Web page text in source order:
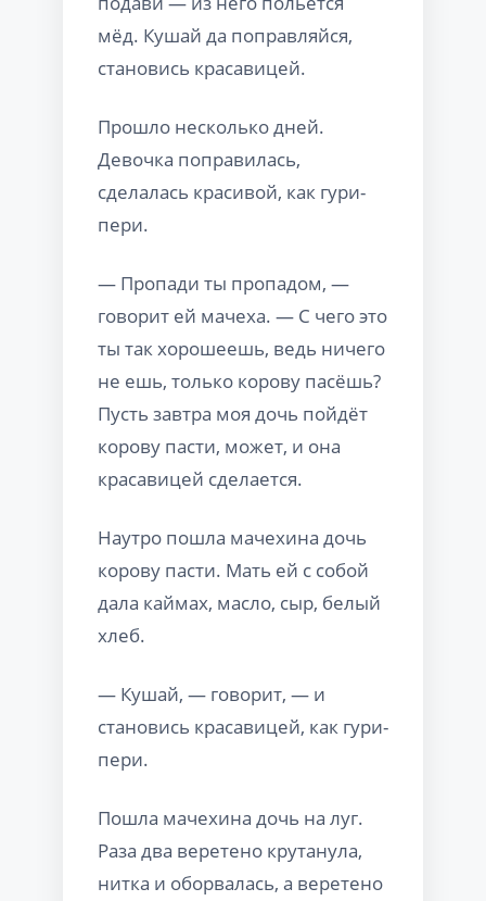
мёд. Кушай да поправляйся,
становись красавицей.
Прошло несколько дней.
Девочка поправилась,
сделалась красивой, как гури-
пери.
— Пропади ты пропадом, —
говорит ей мачеха. — С чего это
ты так хорошеешь, ведь ничего
не ешь, только корову пасёшь?
Пусть завтра моя дочь пойдёт
корову пасти, может, и она
красавицей сделается.
Наутро пошла мачехина дочь
корову пасти. Мать ей с собой
дала каймах, масло, сыр, белый
хлеб.
— Кушай, — говорит, — и
становись красавицей, как гури-
пери.
Пошла мачехина дочь на луг.
Раза два веретено крутанула,
нитка и оборвалась, а веретено